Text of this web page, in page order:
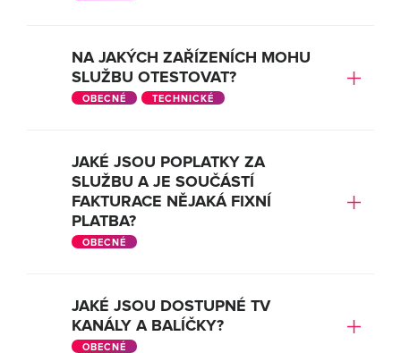
NA JAKÝCH ZAŘÍZENÍCH MOHU
SLUŽBU OTESTOVAT?
OBECNÉ TECHNICKÉ
JAKÉ JSOU POPLATKY ZA
SLUŽBU A JE SOUČÁSTÍ
FAKTURACE NĚJAKÁ FIXNÍ
PLATBA?
OBECNÉ
JAKÉ JSOU DOSTUPNÉ TV
KANÁLY A BALÍČKY?
OBECNÉ